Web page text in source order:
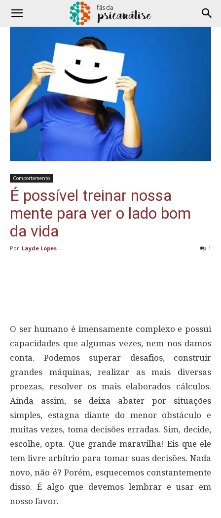
Comportamento
É possível treinar nossa
mente para ver o lado bom
da vida
Por Layde Lopes - 1
O ser humano é imensamente complexo e possui
capacidades que algumas vezes, nem nos damos
conta. Podemos superar desafios, construir
grandes máquinas, realizar as mais diversas
proezas, resolver os mais elaborados cálculos.
Ainda assim, se deixa abater por situações
simples, estagna diante do menor obstáculo e
muitas vezes, toma decisões erradas. Sim, decide,
escolhe, opta. Que grande maravilha! Eis que ele
tem livre arbítrio para tomar suas decisões. Nada
novo, não é? Porém, esquecemos constantemente
disso. É algo que devemos lembrar e usar em
nosso favor.